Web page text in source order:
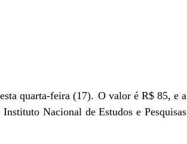
quarta-feira (17). O valor é R$ 85, e a
Nacional de Estudos e Pesquisas